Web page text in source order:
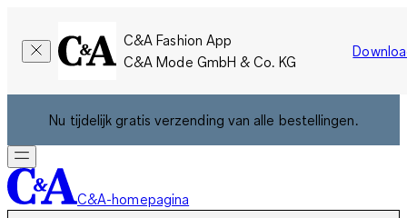
C&A Fashion App
C&A Mode GmbH & Co. KG
Nu tijdelijk gratis verzending van alle bestellingen.
C&A-homepagina